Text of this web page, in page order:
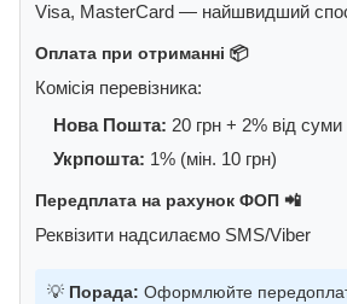
Visa, MasterCard — найшвидший
Оплата при отриманні 📦
Комісія перевізника:
Нова Пошта: 20 грн + 2% від суми
Укрпошта: 1% (мін. 10 грн)
Передплата на рахунок ФОП 📲
Реквізити надсилаємо SMS/Viber
💡 Порада: Оформлюйте